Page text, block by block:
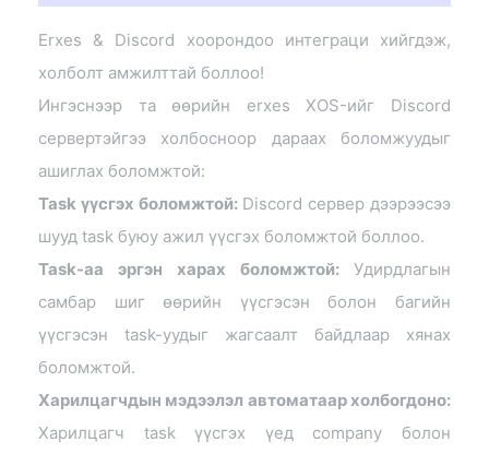
Erxes & Discord хоорондоо интеграци хийгдэж,
холболт амжилттай боллоо!
Ингэснээр та өөрийн erxes XOS-ийг Discord
сервертэйгээ холбосноор дараах боломжуудыг
ашиглах боломжтой:
Task үүсгэх боломжтой: Discord сервер дээрээсээ
шууд task буюу ажил үүсгэх боломжтой боллоо.
Task-аа эргэн харах боломжтой: Удирдлагын
самбар шиг өөрийн үүсгэсэн болон багийн
үүсгэсэн task-уудыг жагсаалт байдлаар хянах
боломжтой.
Харилцагчдын мэдээлэл автоматаар холбогдоно:
Харилцагч task үүсгэх үед company болон